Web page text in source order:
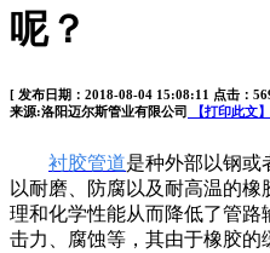
呢？
[ 发布日期：2018-08-04 15:08:11 点击：
来源:洛阳迈尔斯管业有限公司
【打印此文】
衬胶管道是种外部以钢或
以耐磨、防腐以及耐高温的
理和化学性能从而降低了管
击力、腐蚀等，其由于橡胶